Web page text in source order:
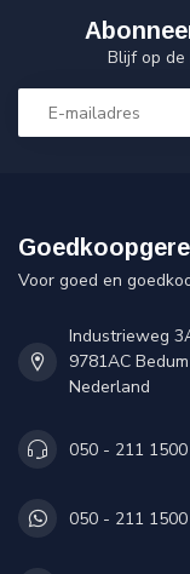
Blijf op
Voor goed en
Industrieweg
9781AC Bedum
Nederland
050 - 211 1500
050 - 211 1500